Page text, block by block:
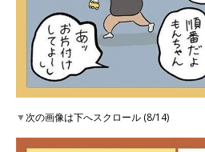
▼次の画像は下へスクロール (8/14)